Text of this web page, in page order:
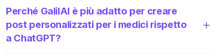
Perché GalilAI è più adatto per creare
post personalizzati per i medici rispetto
a ChatGPT?